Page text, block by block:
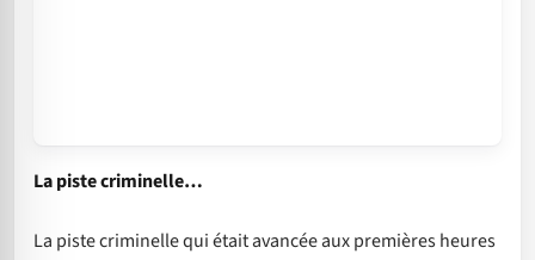
La piste criminelle…
La piste criminelle qui était avancée aux premières heures